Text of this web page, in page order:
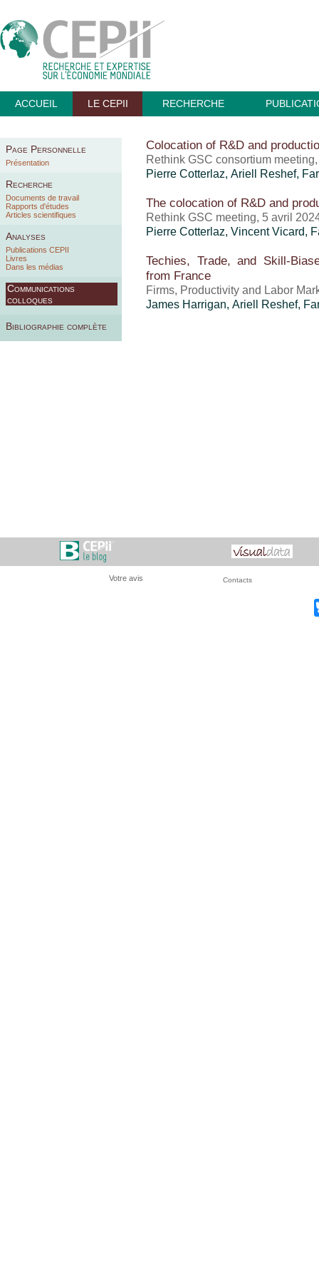
ACCUEIL LE CEPII RECHERCHE
Page Personnelle
Présentation
Recherche
Documents de travail
Rapports d'études
Articles scientifiques
Analyses
Publications CEPII
Livres
Dans les médias
Communications
colloques
Bibliographie complète
Colocation of R&D and
Rethink GSC consortium
Pierre Cotterlaz, Ariell Reshef,
The colocation of R&D and
Rethink GSC meeting, 5 avril
Pierre Cotterlaz, Vincent Vicard,
Techies, Trade, and Skill-
from France
Firms, Productivity and Labor
James Harrigan, Ariell Reshef,
Votre avis Contacts